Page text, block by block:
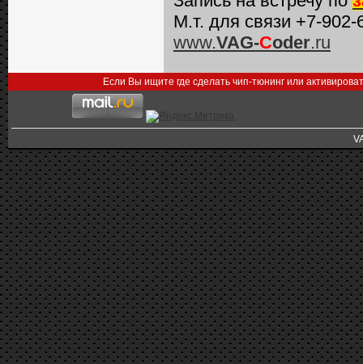
М.т. для связи +7-902-
www.VAG-Coder.ru
Если Вы ищите где сделать чип-тюнинг или